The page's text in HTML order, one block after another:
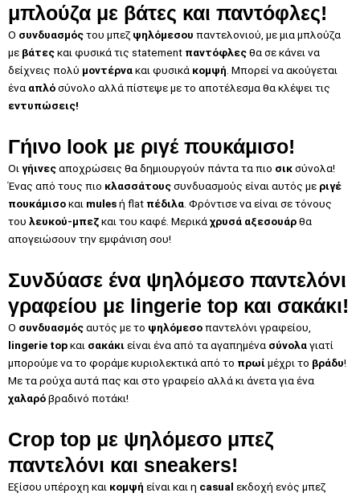
μπλούζα με βάτες και παντόφλες!
Ο συνδυασμόςτου μπεζ ψηλόμεσου παντελονιού, με μια μπλούζα
με βάτεςκαι φυσικά τις statement παντόφλεςθα σε κάνει να
δείχνεις πολύ μοντέρνακαι φυσικά κομψή . Μπορεί να ακούγεται
ένα απλόσύνολο αλλά πίστεψε με το αποτέλεσμα θα κλέψει τις
εντυπώσεις!
Γήινο look με ριγέ πουκάμισο!
Οι γήινεςαποχρώσεις θα δημιουργούν πάντα τα πιο σικσύνολα!
Ένας από τους πιο κλασσάτουςσυνδυασμούς είναι αυτός με ριγέ
πουκάμισοκαι mulesή flat πέδιλα . Φρόντισε να είναι σε τόνους
του λευκού-μπεζκαι του καφέ. Μερικάχρυσά αξεσουάρθα
απογειώσουν την εμφάνιση σου!
Συνδύασε ένα ψηλόμεσο παντελόνι
γραφείου με lingerie top και σακάκι!
Ο συνδυασμόςαυτός με το ψηλόμεσοπαντελόνι γραφείου,
lingerie topκαι σακάκιείναι ένα από τα αγαπημένα σύνολαγιατί
μπορούμε να το φοράμε κυριολεκτικά από το πρωίμέχρι το βράδυ!
Με τα ρούχα αυτά πας και στο γραφείο αλλά κι άνετα για ένα
χαλαρόβραδινό ποτάκι!
Crop top με ψηλόμεσο μπεζ
παντελόνι και sneakers!
Εξίσου υπέροχη και κομψή είναι και η casual εκδοχή ενός μπεζ